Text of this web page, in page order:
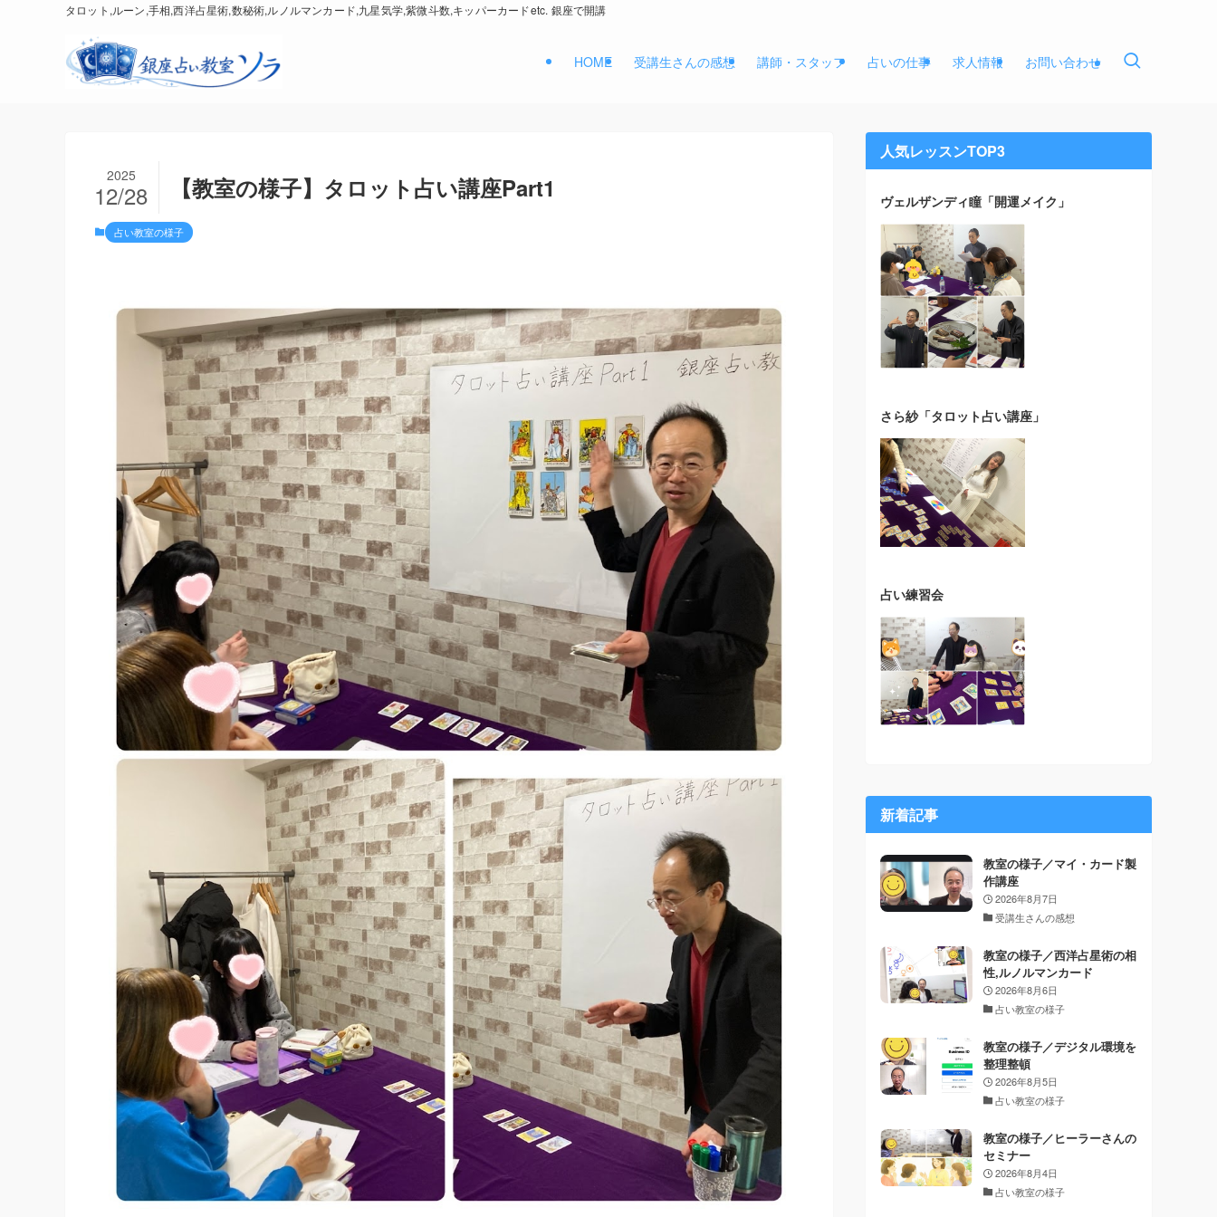
タロット,ルーン,手相,西洋占星術,数秘術,ルノルマンカード,九星気学,紫微斗数,キッパーカードetc. 銀座で開講
HOME 受講生さんの感想 講師・スタッフ 占いの仕事 求人情報 お問い合わせ
【教室の様子】タロット占い講座Part1
2025
12/28
占い教室の様子
人気レッスンTOP3
ヴェルザンディ瞳「開運メイク」
さら紗「タロット占い講座」
占い練習会
新着記事
教室の様子／マイ・カード製
作講座
2026年8月7日
受講生さんの感想
教室の様子／西洋占星術の相
性,ルノルマンカード
2026年8月6日
占い教室の様子
教室の様子／デジタル環境を
整理整頓
2026年8月5日
占い教室の様子
教室の様子／ヒーラーさんの
セミナー
2026年8月4日
占い教室の様子